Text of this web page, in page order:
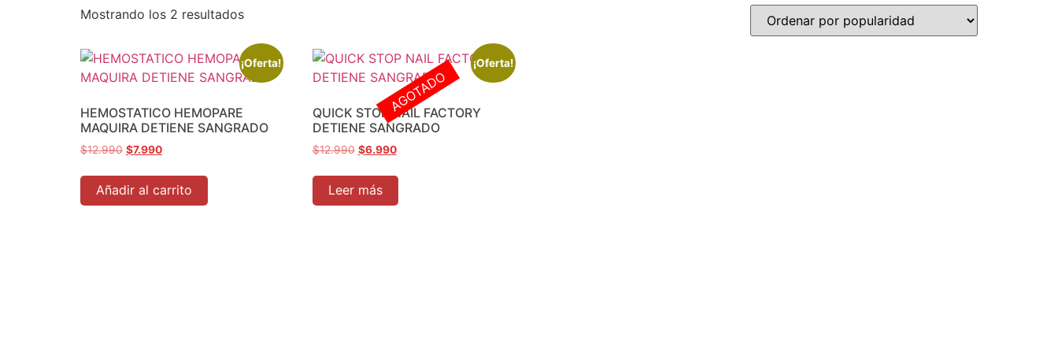
Mostrando los 2 resultados
¡Oferta!
HEMOSTATICO HEMOPARE
MAQUIRA DETIENE SANGRADO
$12.990 $7.990
Añadir al carrito
¡Oferta!
QUICK STOP NAIL FACTORY
DETIENE SANGRADO
$12.990 $6.990
Leer más
AGOTADO